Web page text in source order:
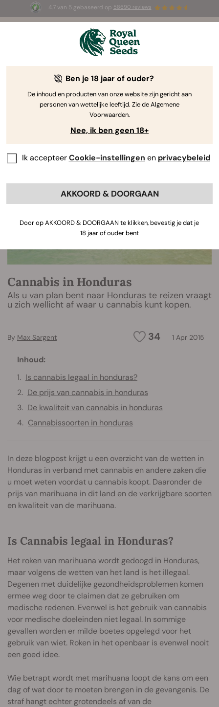
4.7 van 5 gebaseerd op 58690 reviews
3 White Widow Auto zaadjesGRATIS voor de
The RQS Blog
Cannabis Lifestyle Blogs
Cannabis in Honduras
Als u van plan bent naar Honduras te reizen vraagt
u zich wellicht af waar u cannabis kunt kopen.
34 1 Apr 2015
By Max Sargent
Inhoud:
Is cannabis legaal in honduras?
De prijs van cannabis in honduras
De kwaliteit van cannabis in honduras
Cannabissoorten in honduras
In deze blogpost krijgt u een overzicht van de wetten in
Honduras in verband met cannabis en andere zaken die
u moet weten voordat u cannabis koopt. Daaronder de
prijs van marihuana in dit land en de verkrijgbare soorten
en kwaliteit van de marihuana.
Is Cannabis legaal in Honduras?
Het roken van marihuana wordt gedoogd in Honduras,
maar volgens de wetten van het land is het illegaal.
Degenen met duidelijke gezondheidsproblemen komen
ermee weg door te claimen dat ze gebruiken om
medische redenen. Evenwel is het gebruik van cannabis
voor medische doeleinden niet legaal. In sommige
gevallen worden er milde boetes opgelegd voor het
gebruik van wiet. Roken in het openbaar is evenwel nooit
een goed idee.
Wie betrapt wordt met marihuana loopt de kans om een
dag of wat door te moeten brengen in de gevangenis. De
straf hangt echter grotendeels af van de
Ben je 18 jaar of ouder?
De inhoud en producten van onze website zijn gericht aan
personen van wettelijke leeftijd. Zie de Algemene
Voorwaarden.
Nee, ik ben geen 18+
Ik accepteerCookie-instellingen en privacybeleid
AKKOORD & DOORGAAN
Door op AKKOORD & DOORGAAN te klikken, bevestig je dat je
18 jaar of ouder bent